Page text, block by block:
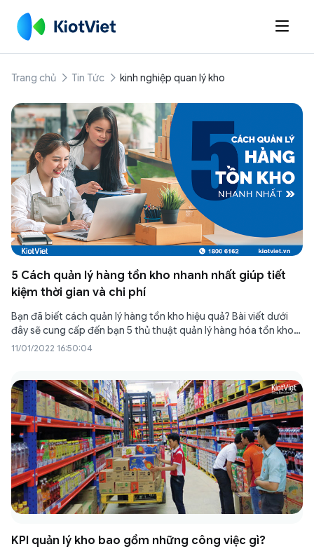

Trang chủ Tin Tức kinh nghiệp quan lý kho
5 Cách quản lý hàng tồn kho nhanh nhất giúp tiết
kiệm thời gian và chi phí
Bạn đã biết cách quản lý hàng tồn kho hiệu quả? Bài viết dưới
đây sẽ cung cấp đến bạn 5 thủ thuật quản lý hàng hóa tồn kho
cực nhanh, hơn thế nữa còn tiết kiệm thời gian và công
11/01/2022 16:50:04
KPI quản lý kho bao gồm những công việc gì?